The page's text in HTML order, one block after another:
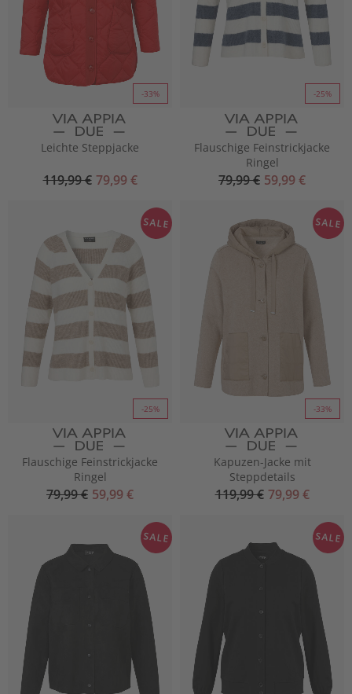
-33%
Leichte Steppjacke
119,99 € 79,99 €
-25%
Flauschige Feinstrickjacke
Ringel
79,99 € 59,99 €
-25%
SALE
Flauschige Feinstrickjacke
Ringel
79,99 € 59,99 €
-33%
SALE
Kapuzen-Jacke mit
Steppdetails
119,99 € 79,99 €
SALE SALE